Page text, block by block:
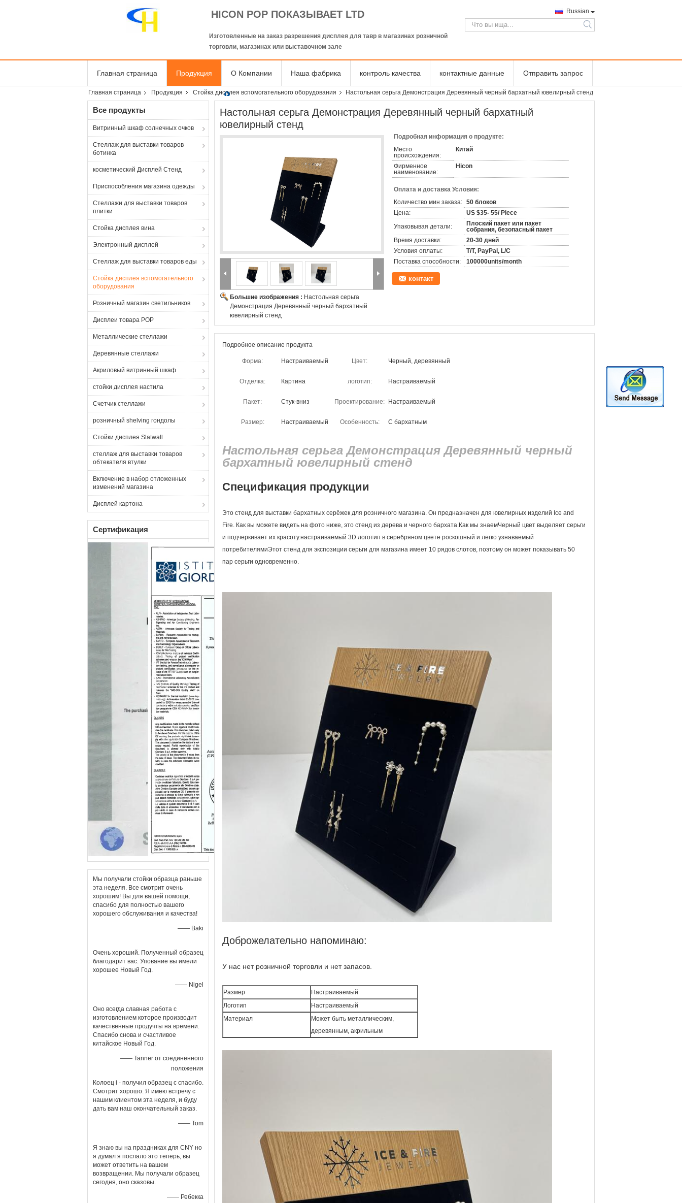
HICON POP ПОКАЗЫВАЕТ LTD
Изготовленные на заказ разрешения дисплея для тавр в магазинах розничной
торговли, магазинах или выставочном зале
Russian
search
Главная страница Продукция О Компании Наша фабрика контроль качества контактные данные Отправить запрос
Главная страница Продукция Стойка дисплея вспомогательного оборудования Настольная серьга Демонстрация Деревянный черный бархатный ювелирный стенд
Все продукты
Витринный шкаф солнечных очков
Стеллаж для выставки товаров
ботинка
косметический Дисплей Стенд
Приспособления магазина одежды
Стеллажи для выставки товаров
плитки
Стойка дисплея вина
Электронный дисплей
Стеллаж для выставки товаров еды
Стойка дисплея вспомогательного
оборудования
Розничный магазин светильников
Дисплеи товара POP
Металлические стеллажи
Деревянные стеллажи
Акриловый витринный шкаф
стойки дисплея настила
Счетчик стеллажи
розничный shelving гондолы
Стойки дисплея Slatwall
стеллаж для выставки товаров
обтекателя втулки
Включение в набор отложенных
изменений магазина
Дисплей картона
Сертификация
Мы получали стойки образца раньше
эта неделя. Все смотрит очень
хорошим! Вы для вашей помощи,
спасибо для полностью вашего
хорошего обслуживания и качества!
—— Baki
Очень хороший. Полученный образец
благодарит вас. Упование вы имели
хорошее Новый Год.
—— Nigel
Оно всегда славная работа с
изготовлением которое производит
качественные продучты на времени.
Спасибо снова и счастливое
китайское Новый Год.
—— Tanner от соединенного
положения
Колоец i - получил образец с спасибо.
Смотрит хорошо. Я имею встречу с
нашим клиентом эта неделя, и буду
дать вам наш окончательный заказ.
—— Tom
Я знаю вы на праздниках для CNY но
я думал я послало это теперь, вы
может ответить на вашем
возвращении. Мы получали образец
сегодня, оно сказовы.
—— Ребекка
Настольная серьга Демонстрация Деревянный черный бархатный
ювелирный стенд
Большие изображения : Настольная серьга
Демонстрация Деревянный черный бархатный
ювелирный стенд
Подробная информация о продукте:
Место
происхождения:
Китай
Фирменное
наименование:
Hicon
Оплата и доставка Условия:
Количество мин заказа: 50 блоков
Цена:
US $35- 55/ Piece
Упаковывая детали:
Плоский пакет или пакет
собрания, безопасный пакет
Время доставки:
20-30 дней
Условия оплаты:
T/T, PayPal, L/C
Поставка способности:
100000units/month
контакт
Подробное описание продукта
Форма: Настраиваемый Цвет: Черный, деревянный
Отделка: Картина логотип: Настраиваемый
Пакет: Стук-вниз Проектирование: Настраиваемый
Размер: Настраиваемый Особенность: С бархатным
Настольная серьга Демонстрация Деревянный черный
бархатный ювелирный стенд
Спецификация продукции
Это стенд для выставки бархатных серёжек для розничного магазина. Он предназначен для ювелирных изделий Ice and
Fire. Как вы можете видеть на фото ниже, это стенд из дерева и черного бархата.Как мы знаемЧерный цвет выделяет серьги
и подчеркивает их красоту.настраиваемый 3D логотип в серебряном цвете роскошный и легко узнаваемый
потребителямиЭтот стенд для экспозиции серьги для магазина имеет 10 рядов слотов, поэтому он может показывать 50
пар серьги одновременно.
Доброжелательно напоминаю:
У нас нет розничной торговли и нет запасов.
Размер
Настраиваемый
Логотип
Настраиваемый
Материал
Может быть металлическим,
деревянным, акрильным